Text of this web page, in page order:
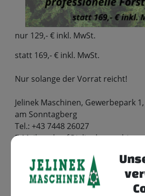
nur 129,- € inkl. MwSt.
statt 169,- € inkl. MwSt.
Nur solange der Vorrat reicht!
Jelinek Maschinen, Gewerbepark
am Sonntagberg
Tel.: +43 7448 26027
E-Mail: verkauf@jelinek-
Komm vorbei oder melde dich bei
beraten dich gerne!